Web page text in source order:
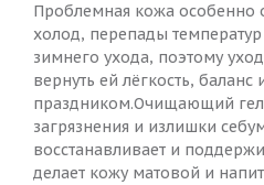
Проблемная кожа особенно
холод, перепады
зимнего ухода, поэтому
вернуть ей лёгкость, баланс
праздником.Очищающий
загрязнения и излишки
восстанавливает и
делает кожу матовой и